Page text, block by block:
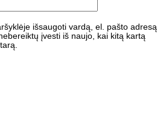
išsaugoti vardą, el. pašto adresą
įvesti iš naujo, kai kitą kartą